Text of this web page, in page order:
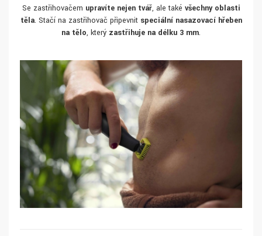
Se zastřihovačem upravíte nejen tvář, ale také všechny oblasti
těla. Stačí na zastřihovač připevnit speciální nasazovací hřeben
na tělo, který zastřihuje na délku 3 mm.